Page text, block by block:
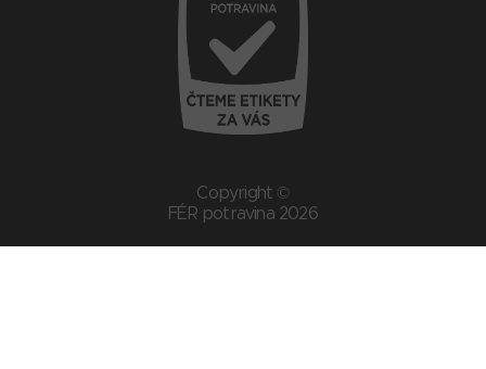
Copyright ©
FÉR potravina 2026